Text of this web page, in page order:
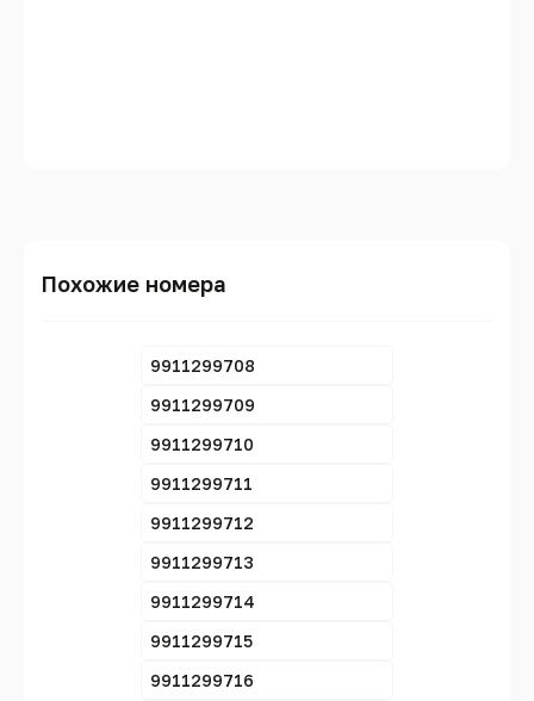
Похожие номера
9911299708
9911299709
9911299710
9911299711
9911299712
9911299713
9911299714
9911299715
9911299716